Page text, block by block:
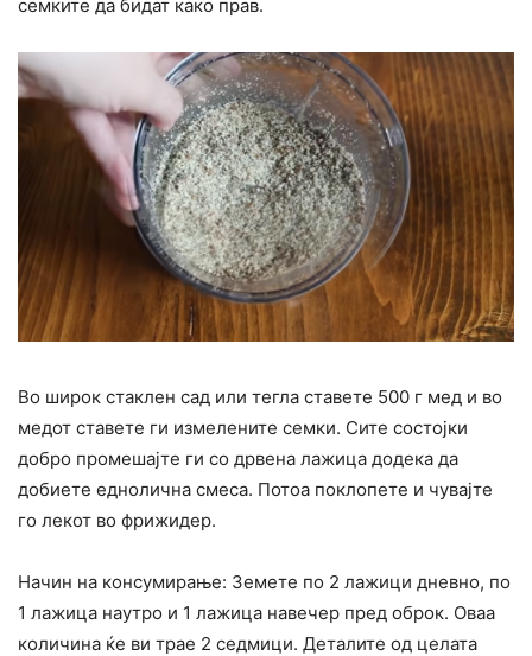
семките да бидат како прав.
Во широк стаклен сад или тегла ставете 500 г мед и во
медот ставете ги измелените семки. Сите состојки
добро промешајте ги со дрвена лажица додека да
добиете еднолична смеса. Потоа поклопете и чувајте
го лекот во фрижидер.
Начин на консумирање: Земете по 2 лажици дневно, по
1 лажица наутро и 1 лажица навечер пред оброк. Оваа
количина ќе ви трае 2 седмици. Деталите од целата